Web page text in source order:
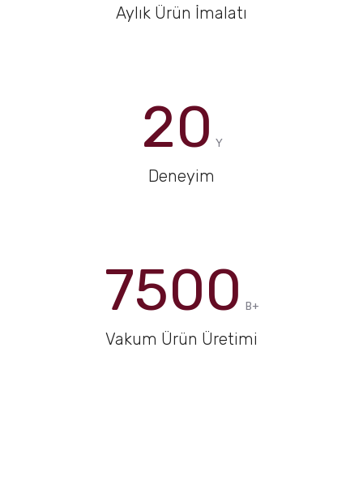
Aylık Ürün İmalatı
20 Y
Deneyim
7500 B+
Vakum Ürün Üretimi